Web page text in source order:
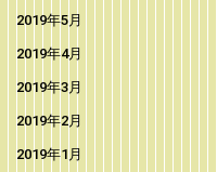
2019年5月
2019年4月
2019年3月
2019年2月
2019年1月